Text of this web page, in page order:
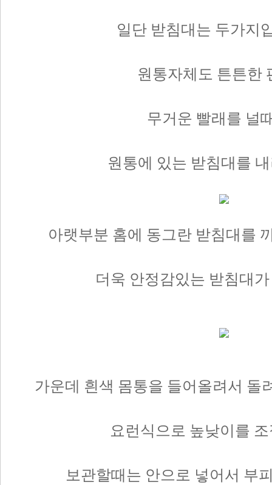
일단 받침대는 두가지
원통자체도 튼튼한
무거운 빨래를 널
원통에 있는 받침대를
아랫부분 홈에 동그란 받침대를
더욱 안정감있는 받침대
가운데 흰색 몸통을 들어올려서 돌
요런식으로 높낮이를
보관할때는 안으로 넣어서 부